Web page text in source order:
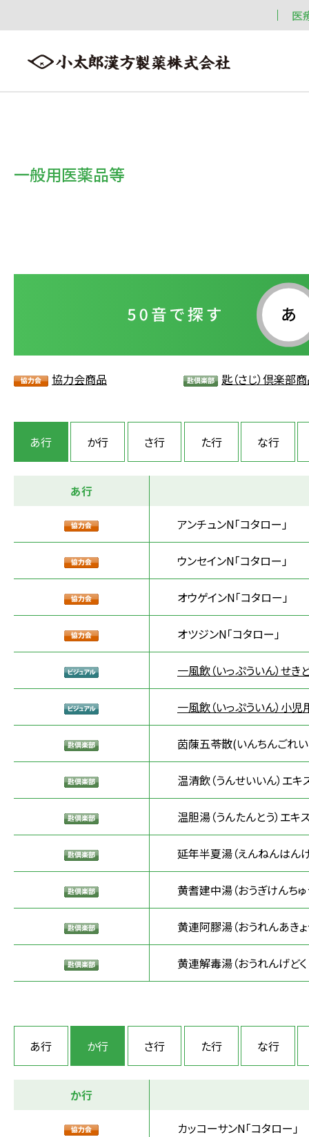
医
一般用医薬品等
協力会商品 匙（さじ）倶楽部
あ行 か行 さ行 た行 な行
あ行
アンチュンN「コタロー」
ウンセインN「コタロー」
オウゲインN「コタロー」
オツジンN「コタロー」
一風飲（いっぷういん）せき
一風飲（いっぷういん）小
茵蔯五苓散(いんちんごれい
温清飲（うんせいいん）エキ
温胆湯（うんたんとう）エキ
延年半夏湯（えんねんはん
黄耆建中湯（おうぎけんちゅ
黄連阿膠湯（おうれんあきょ
黄連解毒湯（おうれんげどく
あ行 か行 さ行 た行 な行
か行
カッコーサンN「コタロー」